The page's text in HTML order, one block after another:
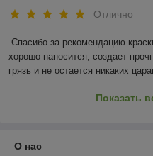
Отлично
Спасибо за рекомендацию
хорошо наносится, создает
грязь и не остается никаких
Показать
О нас